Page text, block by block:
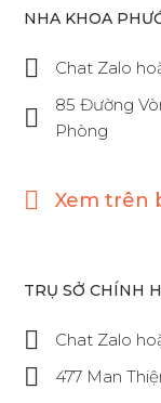
NHA KHOA
Chat Zalo
85 Đường
Phòng
Xem trên
TRỤ SỞ CHÍNH
Chat Zalo
477 Man